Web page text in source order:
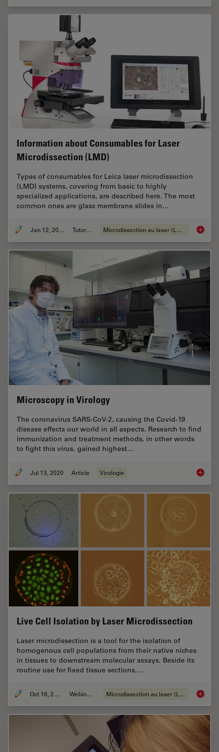
Information about Consumables for Laser
Microdissection (LMD)
Types of consumables for Leica laser microdissection
(LMD) systems, covering from basic to highly
specialized applications, are described here. The most
common ones are glass membrane slides in…
Jan 12, 2021 Tutoriel Microdissection au laser (LMD)
Microscopy in Virology
The coronavirus SARS-CoV-2, causing the Covid-19
disease effects our world in all aspects. Research to find
immunization and treatment methods, in other words
to fight this virus, gained highest…
Jul 13, 2020 Article Virologie
Live Cell Isolation by Laser Microdissection
Laser microdissection is a tool for the isolation of
homogenous cell populations from their native niches
in tissues to downstream molecular assays. Beside its
routine use for fixed tissue sections,…
Oct 16, 2018 Webinaire Microdissection au laser (LMD) Live